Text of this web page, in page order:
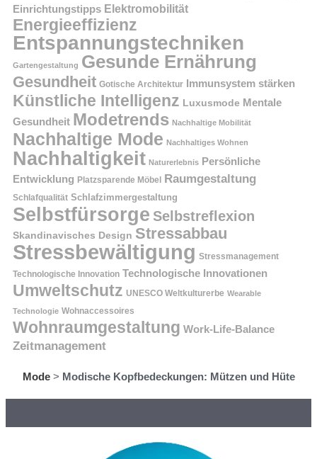
Einrichtungstipps Elektromobilität
Energieeffizienz
Entspannungstechniken
Gartengestaltung Gesunde Ernährung
Gesundheit Gotische Architektur Immunsystem stärken
Künstliche Intelligenz Luxusmode Mentale
Gesundheit Modetrends Nachhaltige Mobilität
Nachhaltige Mode Nachhaltiges Wohnen
Nachhaltigkeit Naturerlebnis Persönliche
Entwicklung Platzsparende Möbel Raumgestaltung
Schlafqualität Schlafzimmergestaltung
Selbstfürsorge Selbstreflexion
Skandinavisches Design Stressabbau
Stressbewältigung Stressmanagement
Technologische Innovation Technologische Innovationen
Umweltschutz UNESCO Weltkulturerbe Wearable
Technologie Wohnaccessoires
Wohnraumgestaltung Work-Life-Balance
Zeitmanagement
Mode> Modische Kopfbedeckungen: Mützen und Hüte